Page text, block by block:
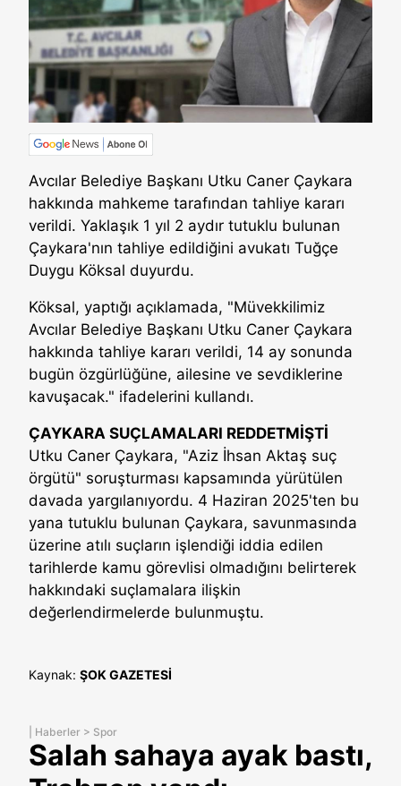
Avcılar Belediye Başkanı Utku Caner Çaykara
hakkında mahkeme tarafından tahliye kararı
verildi. Yaklaşık 1 yıl 2 aydır tutuklu bulunan
Çaykara'nın tahliye edildiğini avukatı Tuğçe
Duygu Köksal duyurdu.
Köksal, yaptığı açıklamada, "Müvekkilimiz
Avcılar Belediye Başkanı Utku Caner Çaykara
hakkında tahliye kararı verildi, 14 ay sonunda
bugün özgürlüğüne, ailesine ve sevdiklerine
kavuşacak." ifadelerini kullandı.
ÇAYKARA SUÇLAMALARI REDDETMİŞTİ
Utku Caner Çaykara, "Aziz İhsan Aktaş suç
örgütü" soruşturması kapsamında yürütülen
davada yargılanıyordu. 4 Haziran 2025'ten bu
yana tutuklu bulunan Çaykara, savunmasında
üzerine atılı suçların işlendiği iddia edilen
tarihlerde kamu görevlisi olmadığını belirterek
hakkındaki suçlamalara ilişkin
değerlendirmelerde bulunmuştu.
Kaynak: ŞOK GAZETESİ
Haberler > Spor
Salah sahaya ayak bastı,